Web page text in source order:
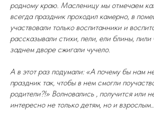
родному краю. Масленицу мы отмечаем
всегда праздник проходил камерно, в
участвовали только воспитанники и
рассказывали стихи, пели, ели блины, пили
заднем дворе сжигали чучело.
А в этот раз подумали: «А почему бы нам
праздник так, чтобы в нем смогли
родители?!» Волновались , получится или
интересно не только детям, но и